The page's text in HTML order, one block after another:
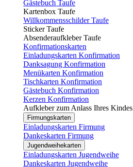
Gästebuch Taufe
Kartenbox Taufe
Willkommensschilder Taufe
Sticker Taufe
Absenderaufkleber Taufe
Konfirmationskarten
Einladungskarten Konfirmation
Danksagung Konfirmation
Menükarten Konfirmation
Tischkarten Konfirmation
Gästebuch Konfirmation
Kerzen Konfirmation
Aufkleber zum Anlass Ihres Kindes
Firmungskarten
Einladungskarten Firmung
Dankeskarten Firmung
Jugendweihekarten
Einladungskarten Jugendweihe
Dankeskarten Jugendweihe